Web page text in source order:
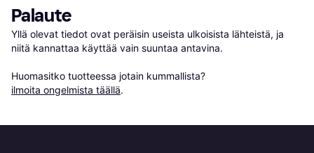
Palaute
Yllä olevat tiedot ovat peräisin useista ulkoisista lähteistä, ja
niitä kannattaa käyttää vain suuntaa antavina.
Huomasitko tuotteessa jotain kummallista?
ilmoita ongelmista täällä.